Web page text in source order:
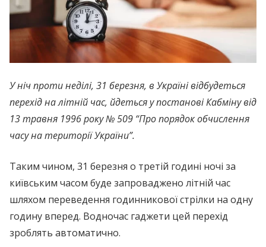
У ніч проти неділі, 31 березня, в Україні відбудеться
перехід на літній час, йдеться у постанові Кабміну від
13 травня 1996 року № 509 “Про порядок обчислення
часу на території України”.
Таким чином, 31 березня о третій годині ночі за
київським часом буде запроваджено літній час
шляхом переведення годинникової стрілки на одну
годину вперед. Водночас гаджети цей перехід
зроблять автоматично.